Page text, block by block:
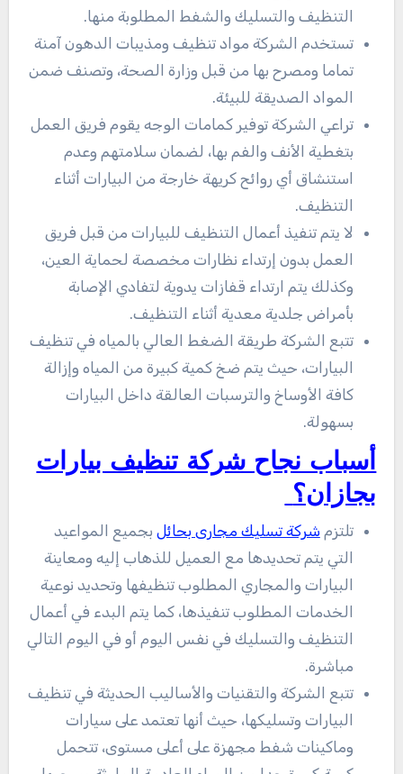
التنظيف والتسليك والشفط المطلوبة منها.
تستخدم الشركة مواد تنظيف ومذيبات الدهون آمنة
تماما ومصرح بها من قبل وزارة الصحة، وتصنف ضمن
المواد الصديقة للبيئة.
تراعي الشركة توفير كمامات الوجه يقوم فريق العمل
بتغطية الأنف والفم بها، لضمان سلامتهم وعدم
استنشاق أي روائح كريهة خارجة من البيارات أثناء
التنظيف.
لا يتم تنفيذ أعمال التنظيف للبيارات من قبل فريق
العمل بدون إرتداء نظارات مخصصة لحماية العين،
وكذلك يتم ارتداء قفازات يدوية لتفادي الإصابة
بأمراض جلدية معدية أثناء التنظيف.
تتبع الشركة طريقة الضغط العالي بالمياه في تنظيف
البيارات، حيث يتم ضخ كمية كبيرة من المياه وإزالة
كافة الأوساخ والترسبات العالقة داخل البيارات
بسهولة.
أسباب نجاح شركة تنظيف بيارات
بجازان؟
تلتزم شركة تسليك مجارى بحائل بجميع المواعيد
التي يتم تحديدها مع العميل للذهاب إليه ومعاينة
البيارات والمجاري المطلوب تنظيفها وتحديد نوعية
الخدمات المطلوب تنفيذها، كما يتم البدء في أعمال
التنظيف والتسليك في نفس اليوم أو في اليوم التالي
مباشرة.
تتبع الشركة والتقنيات والأساليب الحديثة في تنظيف
البيارات وتسليكها، حيث أنها تعتمد على سيارات
وماكينات شفط مجهزة على أعلى مستوى، تتحمل